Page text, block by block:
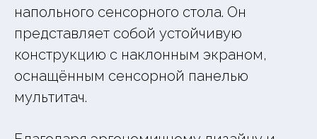
напольного сенсорного стола. Он
представляет собой устойчивую
конструкцию с наклонным экраном,
оснащённым сенсорной панелью
мультитач.